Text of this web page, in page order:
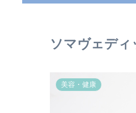
ソマヴェディ
美容・健康